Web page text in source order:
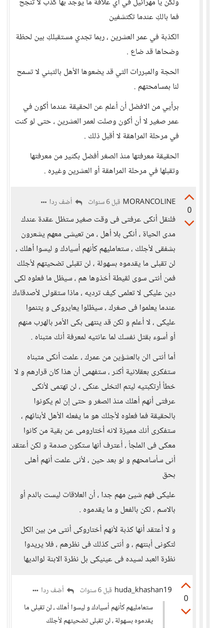
فما بالكِ عندما تكتشفين
الكذبة في عمر العشرين ، ربما تجدي مستقبلكِ بين لحظة
وضحاها قد ضاع .
الحجة والمبررات التي قد يضعوها الأهل بالتبني لا تسمح
لنا بمسامحتهم .
برأيي من الافضل أن أعلم عن الحقيقة عندما أكون في
عمر صغير لا أن أكون وصلت لعمر العشرين ، حتى لو كنت
في مرحلة المراهقة لا أقبل ذلك .
الحقيقة معرفتها منذ الصغر أفضل بكثير من معرفتها
وتقبلها في مرحلة المراهقة أو العشرين وغيره .
0
MORANCOLINE قبل 6 سنوات أضف ردا
فلنقل أنكى عرفتى فى وقت صغير ستظل عقدة عندك
مدى الحياة ، أنكى بلا أهل ، من تعيشى معهم يشعرون
بشفقى لأجلك ، ستعامليهم كأنهم أسيادك و ليسوا أهلك ،
لن تقبلى ما يقدموه بسهولة ، لن تقبلى تضحيتهم لأجلك
فمن أنتى سوى لقيطة أخذوها هم ، سيظل ما فعلوه لكى
دين عليكى لا تعلمى كيف ترديه ، ماذا ستقولى لأصدقاءك
عندما يعلموا فى صغرك ، سيظلوا يعايروكى و يتنموا
عليكى ، لا أعلم و لكن قد ينتهى بكى الأمر بالهرب منهم
أو أسوء بقتل نفسك لما عانتيه لمعرفة أنك متبناه .
أما أنتى الن بالعشؤين من عمرك ، علمت أنكى متبناه
ستفكرى بعقلانية أكثر ، ستفهمى أن هذا كان قرارهم و لا
خطأ أرتكبتيه ليتم التخلى عنكى ، لن تهتمى لأنكى
عرفتى أنهم أهلك منذ الصغر و حتى إن لم يكونوا
بالحقيقة فما فعلوه لأجلك هو ما يفعله الأهل لأبنائهم ،
ستفكرى أنك مميزة لانه أختارومى عن بقية من كانوا
معكى فى الملجأ ، أعترف أنها ستكون صدمة و لكن أعتقد
أنى سأسامحهم و لو بعد حين ، لأنى علمت أنهم أهلى
بحق
عليكى فهم شيئ مهم جدا ، أن العلاقات ليست بالدم أو
بالاسم ، لكن بالفعل و ما يقدموه .
و لا أعتقد أنها كذبة لأنهم أختاروكى أنتى من بين الكل
لتكونى أبنتهم ، و أنتى كذلك فى نظرهم ، فلا يريدوا
نظرة العبد لسيده فى عينيكى بل نظرة الابنة لوالديها
0
huda_khashan19 قبل 6 سنوات
أضف ردا
ستعامليهم كأنهم أسيادك و ليسوا أهلك ، لن تقبلى ما
يقدموه بسهولة ، لن تقبلى تضحيتهم لأجلك